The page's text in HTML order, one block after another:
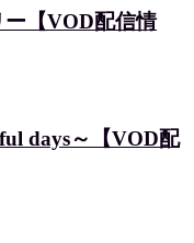
ー【VOD配信情
days～【VOD配